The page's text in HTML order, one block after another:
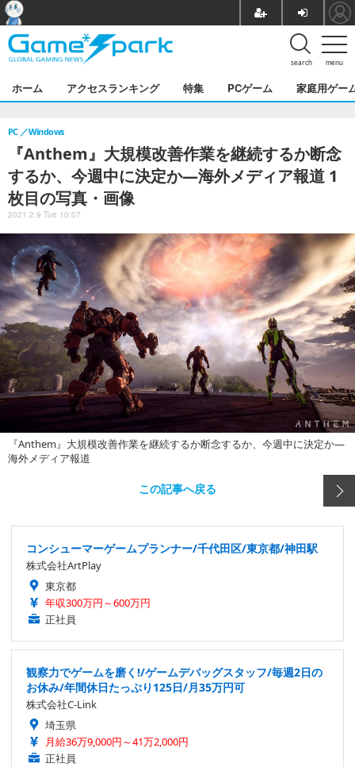
menu
search
ホーム アクセスランキング 特集 PCゲーム 家庭用ゲー
『Anthem』大規模改善作業を継続するか断念
するか、今週中に決定か―海外メディア報道 1
枚目の写真・画像
PC Windows
2021.2.9 Tue 10:07
『Anthem』大規模改善作業を継続するか断念するか、今週中に決定か―
海外メディア報道
この記事へ戻る
コンシューマーゲームプランナー/千代田区/東京都/神田駅
株式会社ArtPlay
東京都
年収300万円～600万円
正社員
観察力でゲームを磨く!/ゲームデバッグスタッフ/毎週2日の
お休み/年間休日たっぷり125日/月35万円可
株式会社C-Link
埼玉県
月給36万9,000円～41万2,000円
正社員